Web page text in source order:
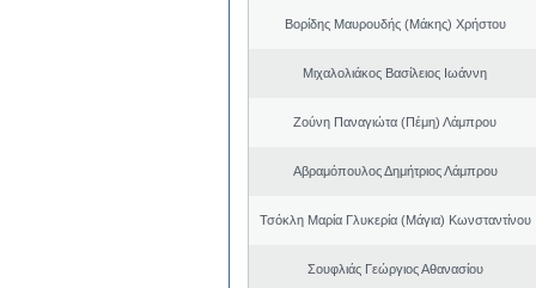
Βορίδης Μαυρουδής (Μάκης) Χρήστου
Μιχαλολιάκος Βασίλειος Ιωάννη
Ζούνη Παναγιώτα (Πέμη) Λάμπρου
Αβραμόπουλος Δημήτριος Λάμπρου
Τσόκλη Μαρία Γλυκερία (Μάγια) Κωνσταντίνου
Σουφλιάς Γεώργιος Αθανασίου